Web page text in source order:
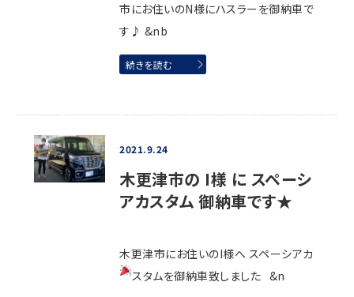
市にお住いのN様にハスラーを御納車で
す♪ &nb
続きを読む
2021.9.24
木更津市の I様 に スペーシ
アカスタム 御納車です★
木更津市にお住いのI様へ スペーシアカ
スタムを御納車致しました &n